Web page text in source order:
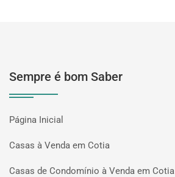
Sempre é bom Saber
Página Inicial
Casas à Venda em Cotia
Casas de Condomínio à Venda em Cotia